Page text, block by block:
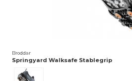
Broddar
Springyard Walksafe Stablegrip
Svart